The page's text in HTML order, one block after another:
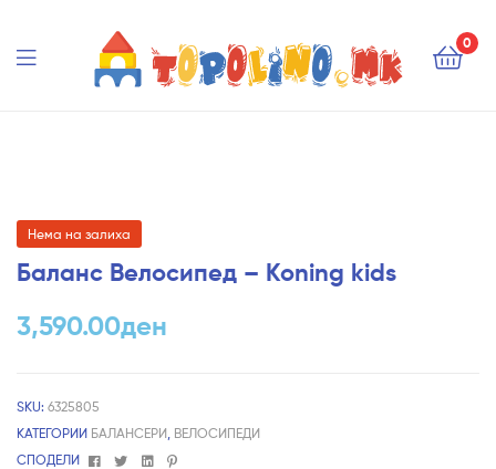
0
Нема на залиха
Баланс Велосипед – Koning kids
3,590.00ден
SKU: 6325805
КАТЕГОРИИ БАЛАНСЕРИ ВЕЛОСИПЕДИ
СПОДЕЛИ
FacebookTwitterLinkedin
Pinterest